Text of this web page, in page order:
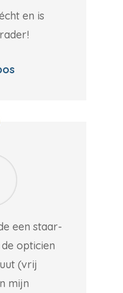
en is
een staar-
opticien
(vrij
mijn